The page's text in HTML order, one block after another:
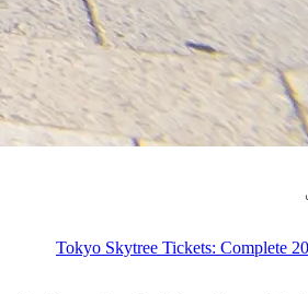
Tokyo Skytree Tickets: Complete